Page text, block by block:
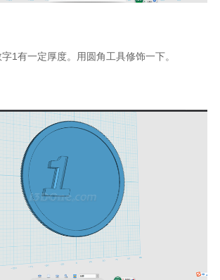
1有一定厚度。用圆角工具修饰一下。